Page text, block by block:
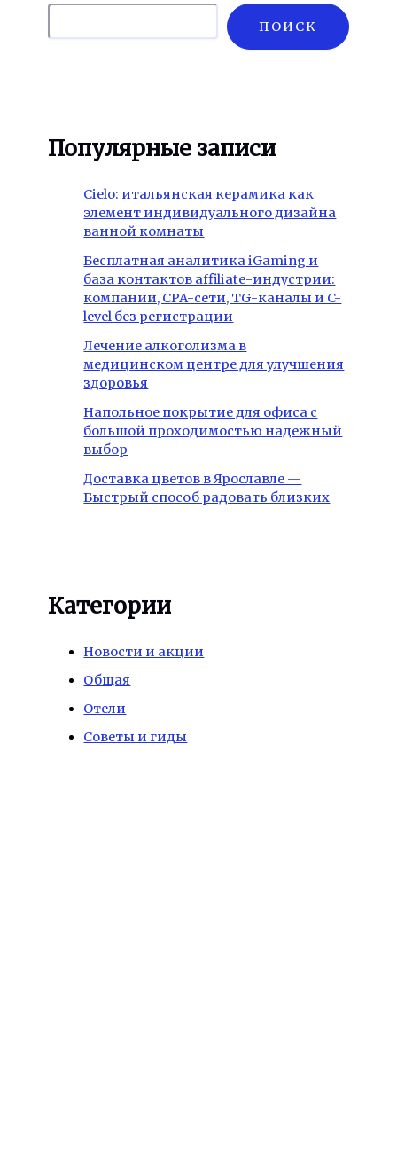
ПОИСК
Популярные записи
Cielo: итальянская керамика как
элемент индивидуального дизайна
ванной комнаты
Бесплатная аналитика iGaming и
база контактов affiliate-индустрии:
компании, CPA-сети, TG-каналы и C-
level без регистрации
Лечение алкоголизма в
медицинском центре для улучшения
здоровья
Напольное покрытие для офиса с
большой проходимостью надежный
выбор
Доставка цветов в Ярославле —
Быстрый способ радовать близких
Категории
Новости и акции
Общая
Отели
Советы и гиды